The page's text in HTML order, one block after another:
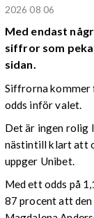
2026 08 06
Med endast
siffror som
sidan.
Siffrorna kommer
odds inför valet.
Det är ingen rolig
nästintill klart att
uppger Unibet.
Med ett odds på
87 procent att